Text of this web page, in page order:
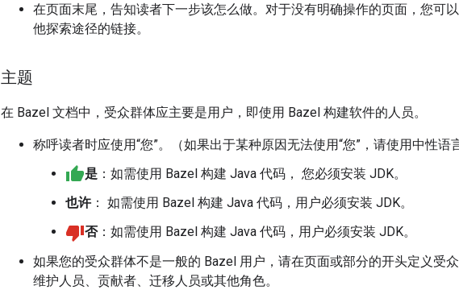
在页面末尾，告知读者下一步该怎么做。对于没有明确操作的页面，您可
他探索途径的链接。
主题
在 Bazel 文档中，受众群体应主要是用户，即使用 Bazel 构建软件的人员。
称呼读者时应使用“您”。（如果出于某种原因无法使用“您”，请使用中性语
是 ：如需使用 Bazel 构建 Java 代码， 您必须安装 JDK。
也许 ： 如需使用 Bazel 构建 Java 代码，用户必须安装 JDK。
否：如需使用 Bazel 构建 Java 代码，用户必须安装 JDK。
如果您的受众群体不是一般的 Bazel 用户，请在页面或部分的开头定义受
维护人员、贡献者、迁移人员或其他角色。